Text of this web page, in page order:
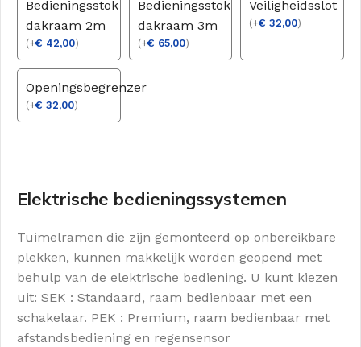
Bedieningsstok
dakraam 2m
(+€ 42,00)
Bedieningsstok
dakraam 3m
(+€ 65,00)
Veiligheidsslot
(+€ 32,00)
Openingsbegrenzer
(+€ 32,00)
Elektrische bedieningssystemen
Tuimelramen die zijn gemonteerd op onbereikbare
plekken, kunnen makkelijk worden geopend met
behulp van de elektrische bediening. U kunt kiezen
uit: SEK : Standaard, raam bedienbaar met een
schakelaar. PEK : Premium, raam bedienbaar met
afstandsbediening en regensensor